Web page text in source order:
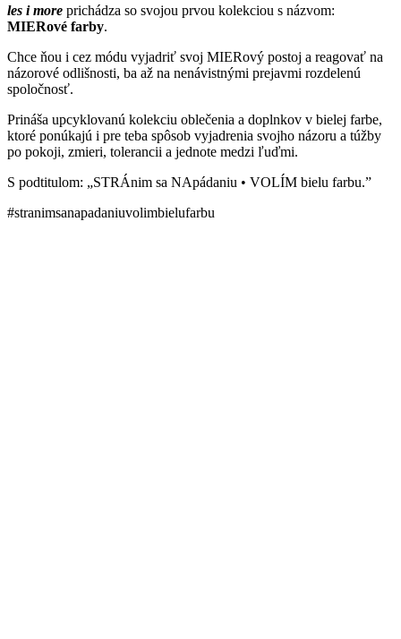
les i more prichádza so svojou prvou kolekciou s názvom:
MIERové farby.
Chce ňou i cez módu vyjadriť svoj MIERový postoj a reagovať na
názorové odlišnosti, ba až na nenávistnými prejavmi rozdelenú
spoločnosť.
Prináša upcyklovanú kolekciu oblečenia a doplnkov v bielej farbe,
ktoré ponúkajú i pre teba spôsob vyjadrenia svojho názoru a túžby
po pokoji, zmieri, tolerancii a jednote medzi ľuďmi.
S podtitulom: „STRÁnim sa NApádaniu • VOLÍM bielu farbu.”
#stranimsanapadaniuvolimbielufarbu